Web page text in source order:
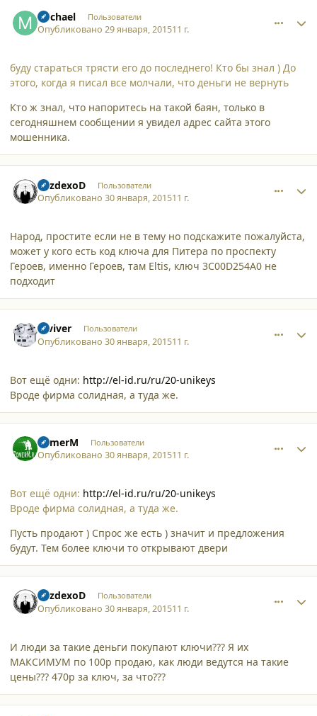
michael Пользователи
Опубликовано29 января, 201511 г.
буду стараться трясти его до последнего! Кто бы знал ) До
этого, когда я писал все молчали, что деньги не вернуть
Кто ж знал, что напоритесь на такой баян, только в
сегодняшнем сообщении я увидел адрес сайта этого
мошенника.
VezdexoD Пользователи
Опубликовано30 января, 201511 г.
Народ, простите если не в тему но подскажите пожалуйста,
может у кого есть код ключа для Питера по проспекту
Героев, именно Героев, там Eltis, ключ 3C00D254A0 не
подходит
reviver Пользователи
Опубликовано30 января, 201511 г.
Вот ещё одни: http://el-id.ru/ru/20-unikeys
Вроде фирма солидная, а туда же.
ZomerM Пользователи
Опубликовано30 января, 201511 г.
Вот ещё одни: http://el-id.ru/ru/20-unikeys
Вроде фирма солидная, а туда же.
Пусть продают ) Спрос же есть ) значит и предложения
будут. Тем более ключи то открывают двери
VezdexoD Пользователи
Опубликовано30 января, 201511 г.
И люди за такие деньги покупают ключи??? Я их
МАКСИМУМ по 100р продаю, как люди ведутся на такие
цены??? 470р за ключ, за что???